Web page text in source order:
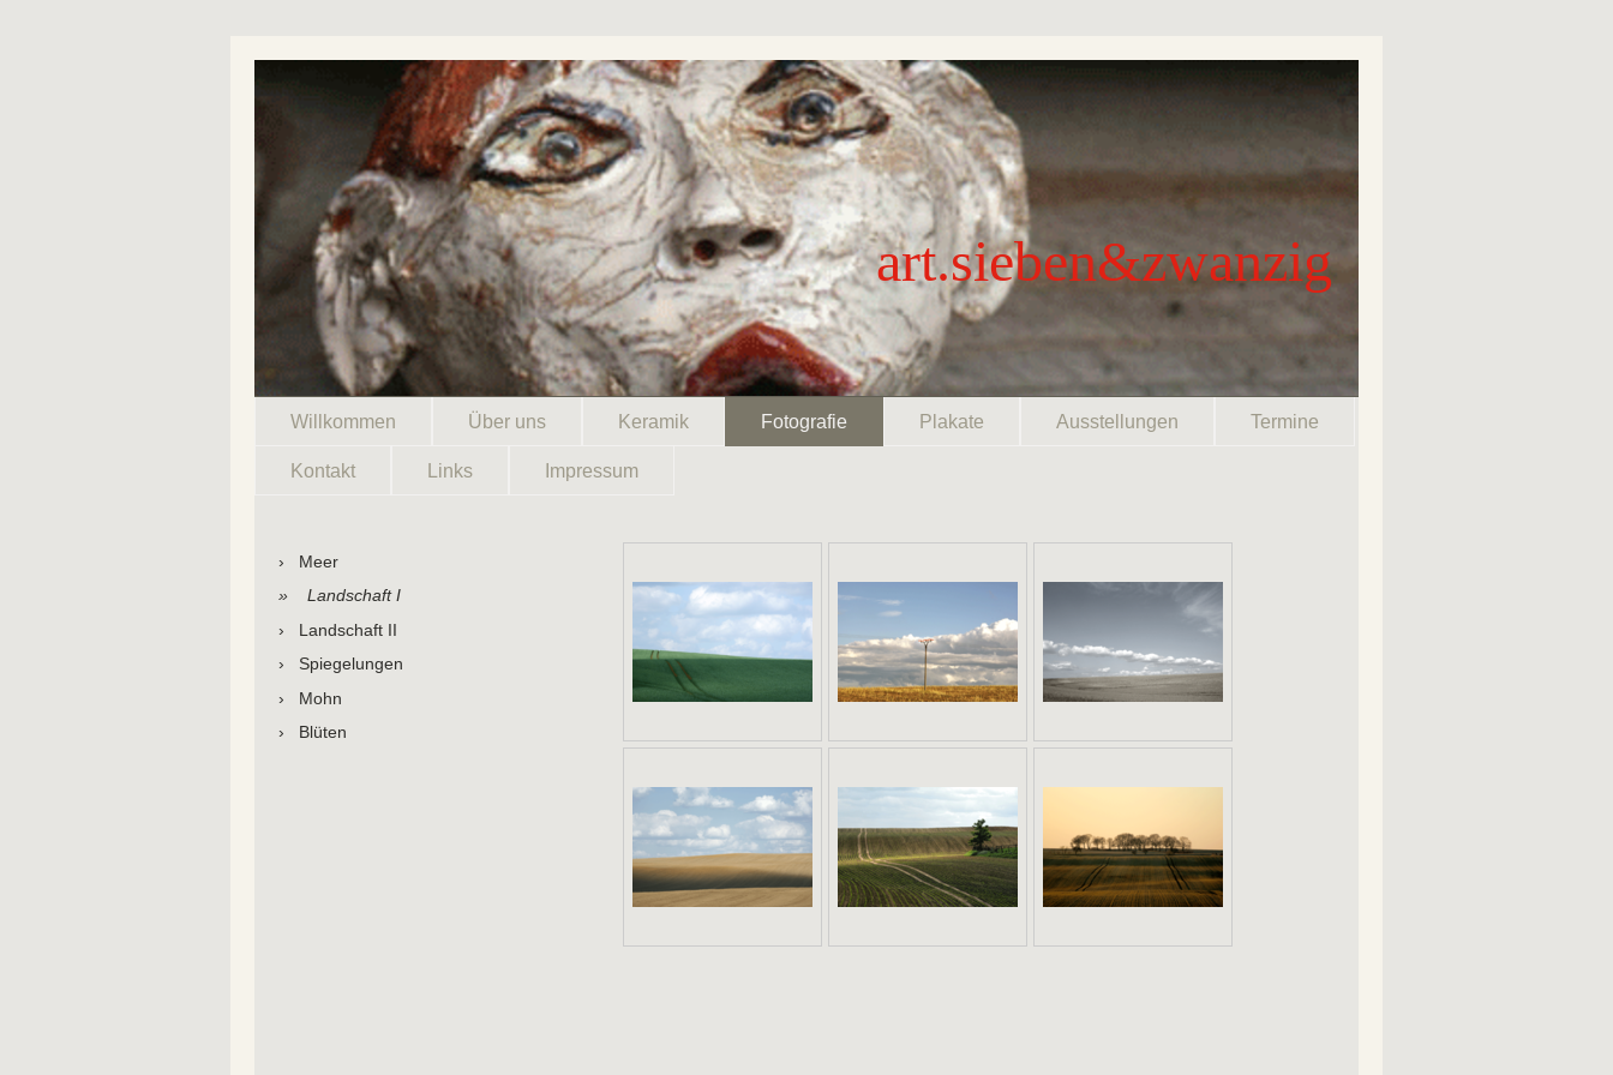
art.sieben&zwanzig
Willkommen Über uns Keramik Fotografie Plakate Ausstellungen Termine
Kontakt Links Impressum
Meer
Landschaft I
Landschaft II
Spiegelungen
Mohn
Blüten